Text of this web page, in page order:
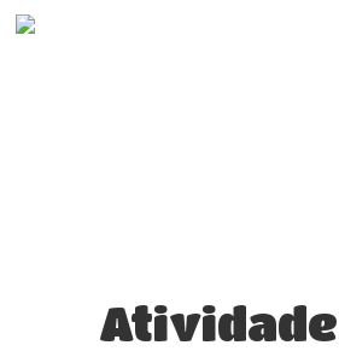
Skip